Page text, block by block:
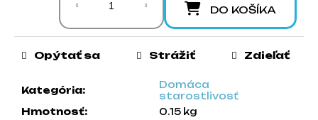
DO KOŠÍKA
Kategória:
Domáca
starostlivosť
Hmotnosť:
0.15 kg
Opýtať sa Strážiť Zdieľať
č
a
m